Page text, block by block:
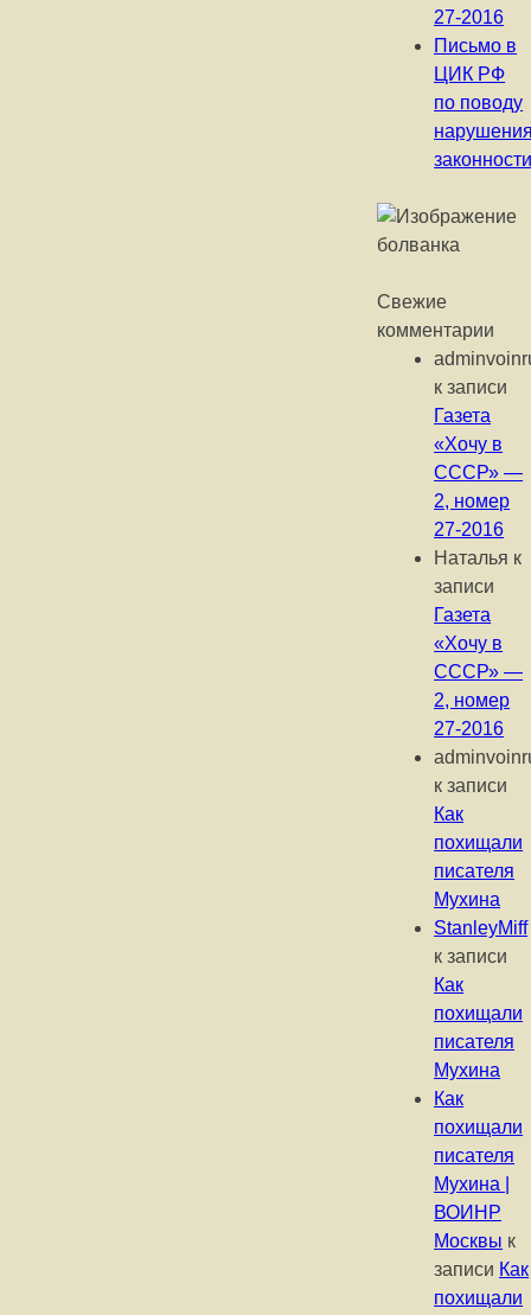
27-2016
Письмо в
ЦИК РФ
по поводу
Свежие
комментарии
к записи
Газета
«Хочу в
СССР» —
2, номер
27-2016
Наталья к
записи
Газета
«Хочу в
СССР» —
2, номер
27-2016
к записи
Как
похищали
писателя
Мухина
StanleyMiff
к записи
Как
похищали
писателя
Мухина
Как
похищали
писателя
Мухина |
ВОИНР
Москвы к
записи Как
похищали